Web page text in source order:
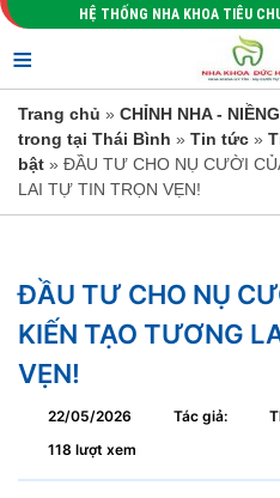
HỆ THỐNG NHA KHOA TIÊU
≡
Trang chủ » CHỈNH NHA -
trong tại Thái Bình » Tin tức »
bật » ĐẦU TƯ CHO NỤ CƯỜI
LAI TỰ TIN TRỌN VẸN!
ĐẦU TƯ CHO NỤ
KIẾN TẠO TƯƠNG
VẸN!
22/05/2026 Tác giả:
118 lượt xem